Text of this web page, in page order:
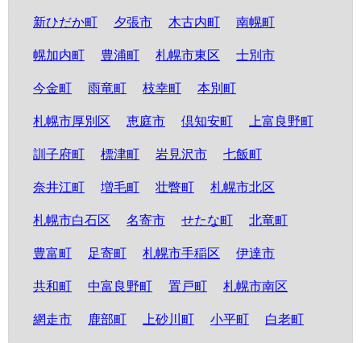
新ひだか町 夕張市 木古内町 南幌町
幌加内町 豊浦町 札幌市東区 士別市
今金町 雨竜町 枝幸町 本別町
札幌市厚別区 恵庭市 倶知安町 上富良野町
訓子府町 標津町 岩見沢市 七飯町
奈井江町 増毛町 壮瞥町 札幌市北区
札幌市白石区 名寄市 せたな町 北竜町
豊富町 足寄町 札幌市手稲区 伊達市
共和町 中富良野町 置戸町 札幌市南区
網走市 鹿部町 上砂川町 小平町 白老町